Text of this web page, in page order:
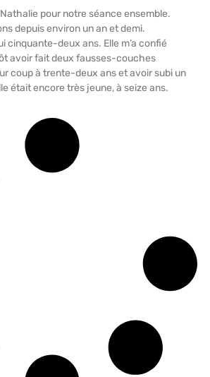
pour notre séance ensemble.
depuis environ un an et demi.
cinquante-deux ans. Elle m’a confié
avoir fait deux fausses-couches
coup à trente-deux ans et avoir subi un
était encore très jeune, à seize ans.